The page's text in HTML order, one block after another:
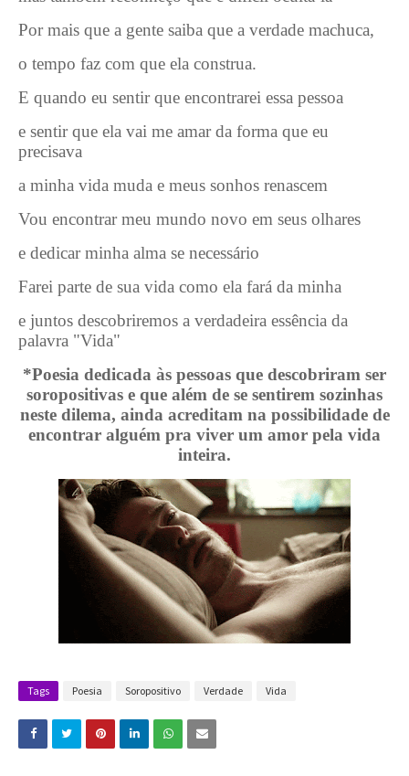
Por mais que a gente saiba que a verdade machuca,
o tempo faz com que ela construa.
E quando eu sentir que encontrarei essa pessoa
e sentir que ela vai me amar da forma que eu
precisava
a minha vida muda e meus sonhos renascem
Vou encontrar meu mundo novo em seus olhares
e dedicar minha alma se necessário
Farei parte de sua vida como ela fará da minha
e juntos descobriremos a verdadeira essência da
palavra "Vida"
*Poesia dedicada às pessoas que descobriram ser
soropositivas e que além de se sentirem sozinhas
neste dilema, ainda acreditam na possibilidade de
encontrar alguém pra viver um amor pela vida
inteira.
Tags Poesia Soropositivo Verdade Vida